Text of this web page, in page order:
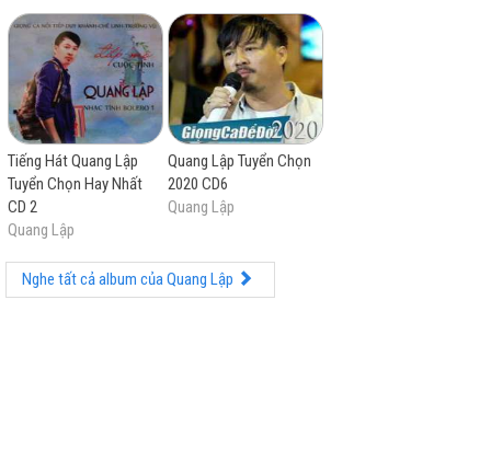
Tiếng Hát Quang Lập
Tuyển Chọn Hay Nhất
CD 2
Quang Lập
Quang Lập Tuyển Chọn
2020 CD6
Quang Lập
Nghe tất cả album của Quang Lập